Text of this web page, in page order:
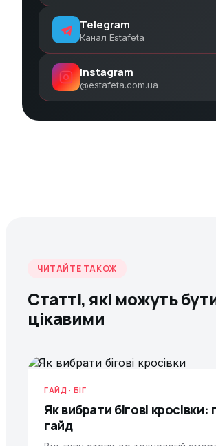
Telegram
Канал Estafeta
Instagram
@estafeta.com.ua
ЧИТАЙТЕ ТАКОЖ
Статті, які можуть
цікавими
ГАЙД · БІГ
Як вибрати бігові кросівки:
гайд